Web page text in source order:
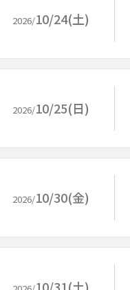
2026/10/24(土)
2026/10/25(日)
2026/10/30(金)